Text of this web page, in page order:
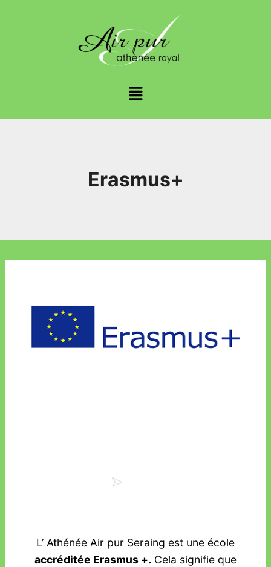
Erasmus+
L’ Athénée Air pur Seraing est une école
accréditée Erasmus +. Cela signifie que